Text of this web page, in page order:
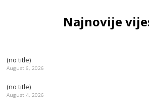
Najnovije
(no title)
August 6, 2026
(no title)
August 4, 2026